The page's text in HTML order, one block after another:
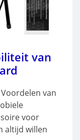
van
van
voor
altijd willen